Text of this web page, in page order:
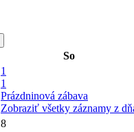
So
1
1
Prázdninová zábava
Zobraziť všetky záznamy z
8